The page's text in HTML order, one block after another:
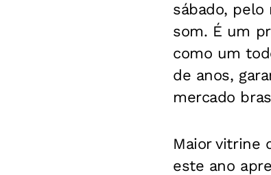
sábado,
som. É um
como um
de anos,
mercado
Maior vitrine
este ano